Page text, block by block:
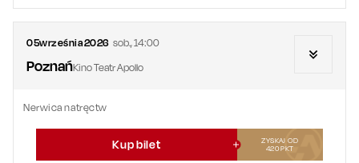
05września2026 sob.,14:00
PoznańKino Teatr Apollo
Nerwica natręctw
Kup bilet
ZYSKAJ OD
420PKT